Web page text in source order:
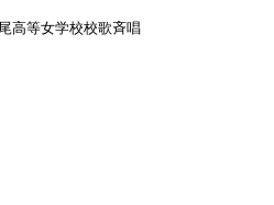
高等女学校校歌斉唱